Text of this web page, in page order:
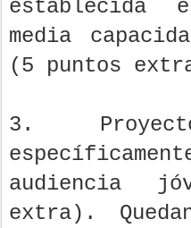
establecida
media
(5 puntos
3.
audiencia
extra).